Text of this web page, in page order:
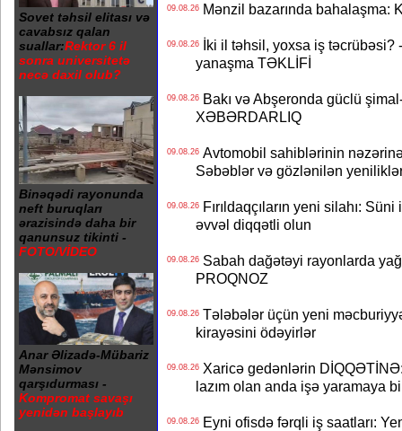
Sovet təhsil elitası və
cavabsız qalan
suallar:Rektor 6 il
sonra universitetə
necə daxil olub?
Binəqədi rayonunda
neft buruqları
ərazisində daha bir
qanunsuz tikinti -
FOTO/VİDEO
Anar Əlizadə-Mübariz
Mənsimov
qarşıdurması -
Kompromat savaşı
yenidən başlayıb
09.08.26Mənzil bazarında bahalaşma:
09.08.26İki il təhsil, yoxsa iş təcrübəsi?
yanaşma TƏKLİFİ
09.08.26Bakı və Abşeronda güclü
XƏBƏRDARLIQ
09.08.26Avtomobil sahiblərinin
Səbəblər və gözlənilən
09.08.26Fırıldaqçıların yeni silahı:
əvvəl diqqətli olun
09.08.26Sabah dağətəyi rayonlarda
PROQNOZ
09.08.26Tələbələr üçün yeni
kirayəsini ödəyirlər
09.08.26Xaricə gedənlərin DİQQƏTİNƏ:
lazım olan anda işə yaramaya
09.08.26Eyni ofisdə fərqli iş saatları: